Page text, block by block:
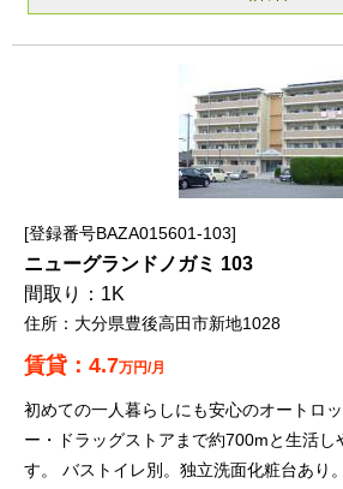
登録番号BAZA015601-103
ニューグランドノガミ 103
1K
大分県豊後高田市新地1028
4.7万円/月
初めての一人暮らしにも安心のオートロ
ー・ドラッグストアまで約700mと生活し
す。 バストイレ別。独立洗面化粧台あり